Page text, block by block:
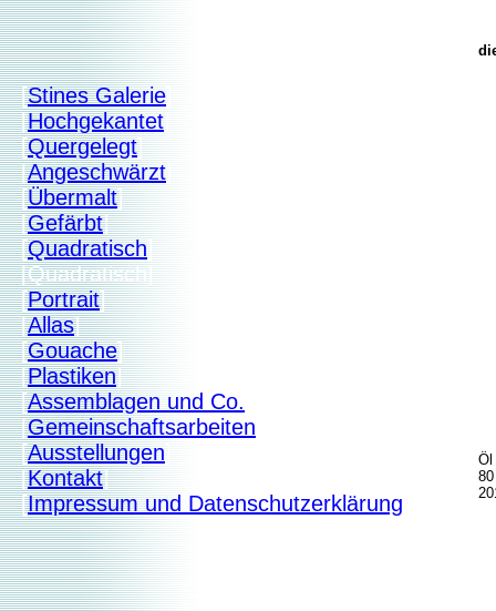
[Stines Galerie
[Hochgekantet
[Quergelegt]
[Angeschwärzt
[Übermalt]
[Gefärbt]
[Quadratisch]
[Quadratisch]
[Portrait]
[Allas]
[Gouache]
[Plastiken]
[Assemblagen und Co.
[Gemeinschaftsarbeiten
[Ausstellungen
[Kontakt]
[Impressum und Datenschutzerklärung
Öl